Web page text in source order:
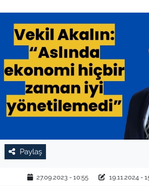
Paylaş
27.09.2023 - 10:55 19.11.2024 -
EĞİTİM
TARIM VE HAYVANCILIK
KÜLTÜR SANAT
RESMİ İLAN
YAŞAM
EDİRNE